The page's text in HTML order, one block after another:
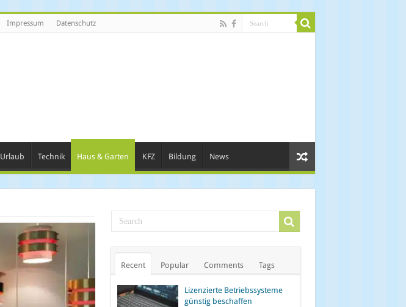
Impressum Datenschutz
Urlaub Technik Haus & Garten KFZ Bildung News
Recent Popular Comments Tags
Lizenzierte Betriebssysteme
günstig beschaffen